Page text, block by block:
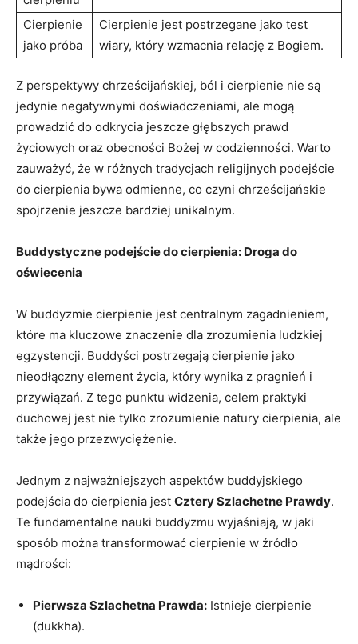
Cierpienie
jako próba
Cierpienie jest postrzegane jako test
wiary, który wzmacnia relację ⁢z Bogiem.
Z perspektywy chrześcijańskiej,​ ból i cierpienie nie są
jedynie negatywnymi doświadczeniami, ale ‌mogą
⁣prowadzić do odkrycia⁤ jeszcze głębszych ​prawd
życiowych oraz ‌obecności Bożej ⁢w codzienności. Warto​
zauważyć, że w ⁢różnych tradycjach religijnych ‌podejście
do cierpienia bywa odmienne,​ co czyni chrześcijańskie
⁤spojrzenie jeszcze bardziej‍ unikalnym.
Buddystyczne podejście ‌do⁣ cierpienia: Droga do
oświecenia
W buddyzmie cierpienie jest centralnym ​zagadnieniem,⁢
które ma kluczowe​ znaczenie dla zrozumienia ludzkiej
egzystencji. Buddyści postrzegają cierpienie⁣ jako
nieodłączny element życia, który wynika​ z pragnień i
przywiązań. Z tego punktu widzenia, celem praktyki
duchowej jest nie tylko zrozumienie natury cierpienia, ale
​także jego przezwyciężenie.
Jednym z najważniejszych aspektów buddyjskiego
‌podejścia do cierpienia jest Cztery Szlachetne‍ Prawdy.
Te fundamentalne nauki buddyzmu⁤ wyjaśniają, w jaki
sposób można transformować ⁣cierpienie‍ w źródło
mądrości:
Pierwsza Szlachetna​ Prawda: Istnieje cierpienie
(dukkha).